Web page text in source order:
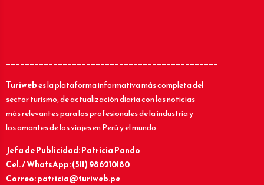
_____________________________________________
Turiwebes la plataforma informativa más completa del
sector turismo, de actualización diaria con las noticias
más relevantes para los profesionales de la industria y
los amantes de los viajes en Perú y el mundo.
Jefa de Publicidad: Patricia Pando
Cel. / WhatsApp: (511) 986210180
Correo: patricia@turiweb.pe